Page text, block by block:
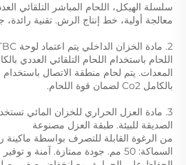
سلسلة الهيكل، اللحام المباشر التلقائي
معالجة أولية، خط إنتاج الرش. تقنية رائدة،
اللحام باستخدام اللحام التلقائي العددي
بالكامل Co2 لضمان قوة اللحام.
الصديقة للبيئة. طبقة العزل مصنوعة